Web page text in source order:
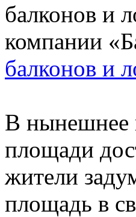
балконов и
В нынешнее
площади
жители
площадь в